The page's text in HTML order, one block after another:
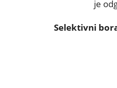
je
Selektivni